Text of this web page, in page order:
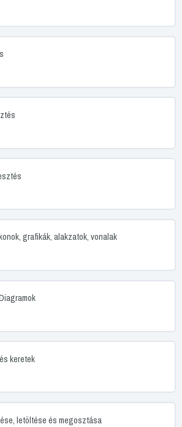
grafikák, alakzatok, vonalak
keretek
letöltése és megosztása